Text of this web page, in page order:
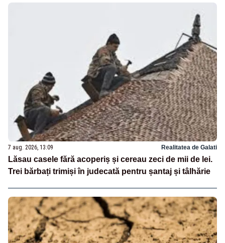
7 aug. 2026, 13:09 Realitatea de Galati
Lăsau casele fără acoperiș și cereau zeci de mii de lei.
Trei bărbați trimiși în judecată pentru șantaj și tâlhărie